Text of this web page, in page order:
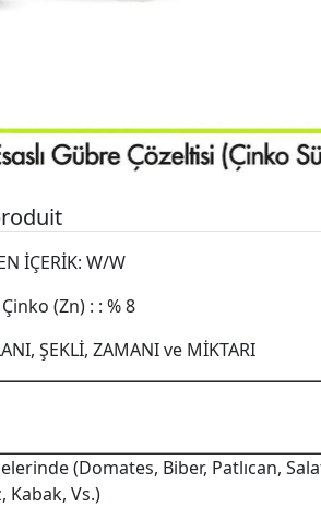
İÇERİK: W/W
(Zn) : : % 8
ŞEKLİ, ZAMANI ve MİKTARI
(Domates, Biber, Patlıcan,
Kabak, Vs.)